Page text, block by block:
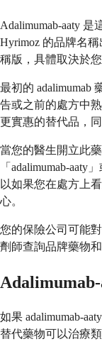
Adalimumab-aaty
Hyrimoz 的品牌名
稱版，具體取決於
最初的 adalimumab
告或之前的處方中
更實惠的替代品，
當您的醫生開立此
「adalimumab-
以如果您在處方上
心。
您的保險公司可能
劑師查詢品牌藥物
如果 adalimumab-
替代藥物可以治療